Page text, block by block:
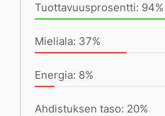
Tuottavuusprosentti: 94%
Mieliala: 37%
Energia: 8%
Ahdistuksen taso: 20%